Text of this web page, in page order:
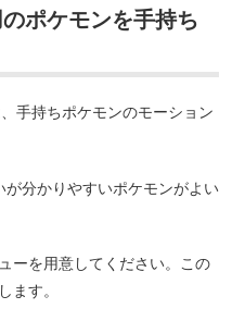
ポケモンを手持ち
手持ちポケモンのモーション
分かりやすいポケモンがよい
ーを用意してください。この
ます。